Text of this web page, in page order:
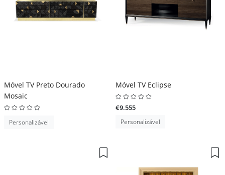
Móvel TV Preto Dourado
Mosaic
Personalizável
Móvel TV Eclipse
€9.555
Personalizável